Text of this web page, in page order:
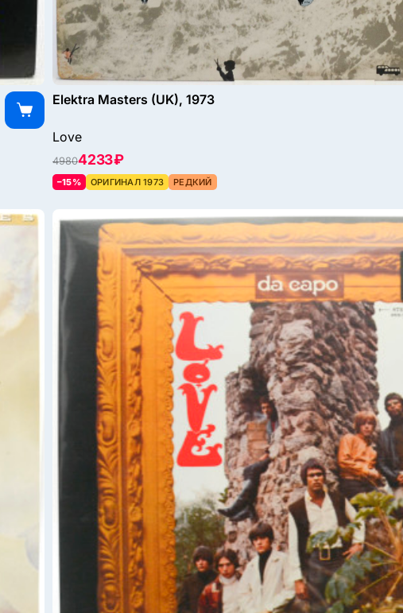
Elektra Masters (UK), 1973
Love
49804233 ₽
–15% ОРИГИНАЛ 1973 РЕДКИЙ